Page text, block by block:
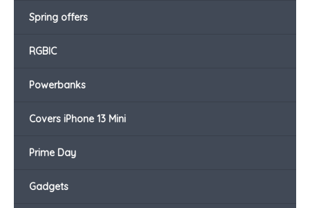
Spring offers
RGBIC
Powerbanks
Covers iPhone 13 Mini
Prime Day
Gadgets